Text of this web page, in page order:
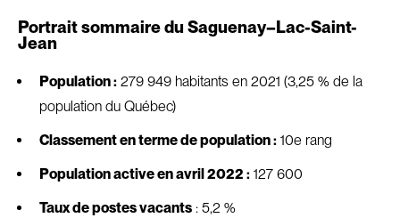
Portrait sommaire du Saguenay–Lac-Saint-
Jean
Population : 279 949 habitants en 2021 (3,25 % de la
population du Québec)
Classement en terme de population : 10e rang
Population active en avril 2022 : 127 600
Taux de postes vacants : 5,2 %